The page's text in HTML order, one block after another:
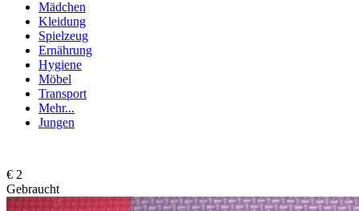
Mädchen
Kleidung
Spielzeug
Ernährung
Hygiene
Möbel
Transport
Mehr...
Jungen
€ 2
Gebraucht